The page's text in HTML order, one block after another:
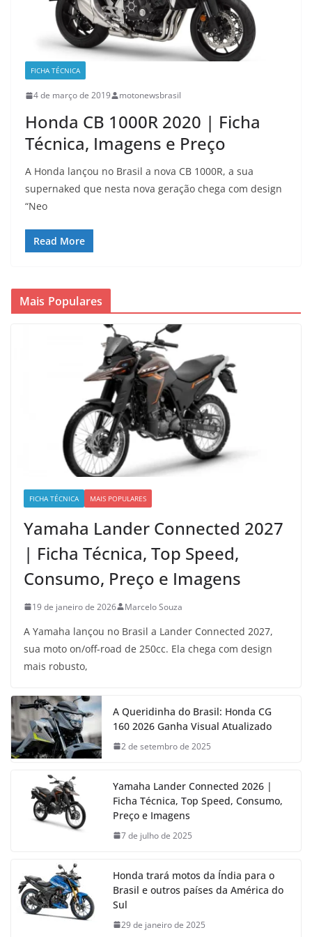
FICHA TÉCNICA
4 de março de 2019 motonewsbrasil
Honda CB 1000R 2020 | Ficha
Técnica, Imagens e Preço
A Honda lançou no Brasil a nova CB 1000R, a sua
supernaked que nesta nova geração chega com design
“Neo
Read More
Mais Populares
FICHA TÉCNICA MAIS POPULARES
Yamaha Lander Connected 2027
| Ficha Técnica, Top Speed,
Consumo, Preço e Imagens
19 de janeiro de 2026 Marcelo Souza
A Yamaha lançou no Brasil a Lander Connected 2027,
sua moto on/off-road de 250cc. Ela chega com design
mais robusto,
A Queridinha do Brasil: Honda CG
160 2026 Ganha Visual Atualizado
2 de setembro de 2025
Yamaha Lander Connected 2026 |
Ficha Técnica, Top Speed, Consumo,
Preço e Imagens
7 de julho de 2025
Honda trará motos da Índia para o
Brasil e outros países da América do
Sul
29 de janeiro de 2025